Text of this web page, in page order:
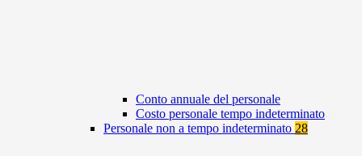
Conto annuale del personale
Costo personale tempo indeterminato
Personale non a tempo indeterminato 28